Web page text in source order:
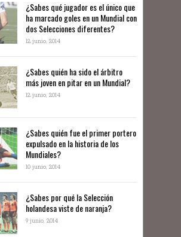
¿Sabes qué jugador es el único que
ha marcado goles en un Mundial con
dos Selecciones diferentes?
12 junio, 2014
¿Sabes quién ha sido el árbitro
más joven en pitar en un Mundial?
12 junio, 2014
¿Sabes quién fue el primer portero
expulsado en la historia de los
Mundiales?
10 junio, 2014
​¿Sabes por qué la Selección
holandesa viste de naranja?
9 junio, 2014